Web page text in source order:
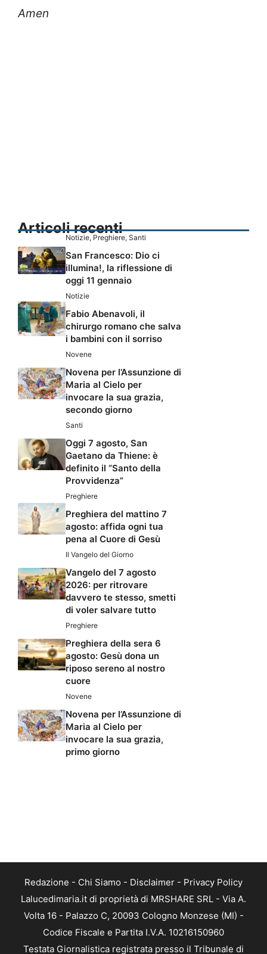
Amen
Articoli recenti
Notizie, Preghiere, Santi
San Francesco: Dio ci
illumina!, la riflessione di
oggi 11 gennaio
Notizie
Fabio Abenavoli, il
chirurgo romano che salva
i bambini con il sorriso
Novene
Novena per l’Assunzione di
Maria al Cielo per
invocare la sua grazia,
secondo giorno
Santi
Oggi 7 agosto, San
Gaetano da Thiene: è
definito il “Santo della
Provvidenza”
Preghiere
Preghiera del mattino 7
agosto: affida ogni tua
pena al Cuore di Gesù
Il Vangelo del Giorno
Vangelo del 7 agosto
2026: per ritrovare
davvero te stesso, smetti
di voler salvare tutto
Preghiere
Preghiera della sera 6
agosto: Gesù dona un
riposo sereno al nostro
cuore
Novene
Novena per l’Assunzione di
Maria al Cielo per
invocare la sua grazia,
primo giorno
Redazione - Chi Siamo - Disclaimer - Privacy Policy
Lalucedimaria.it di proprietà di MRSHARE SRL - Via A.
Volta 16 - Palazzo C, 20093 Cologno Monzese (MI) -
Codice Fiscale e Partita I.V.A. 10216150960
Testata Giornalistica registrata presso il Tribunale di